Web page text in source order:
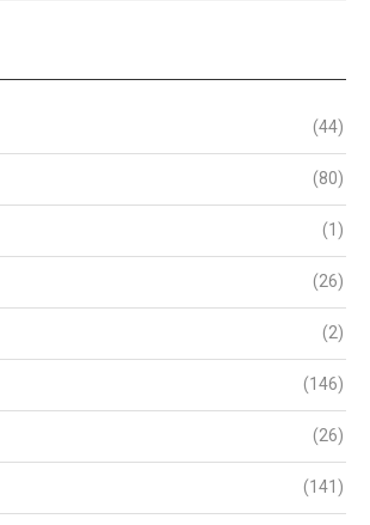
(44)
(80)
(1)
(26)
(2)
(146)
(26)
(141)